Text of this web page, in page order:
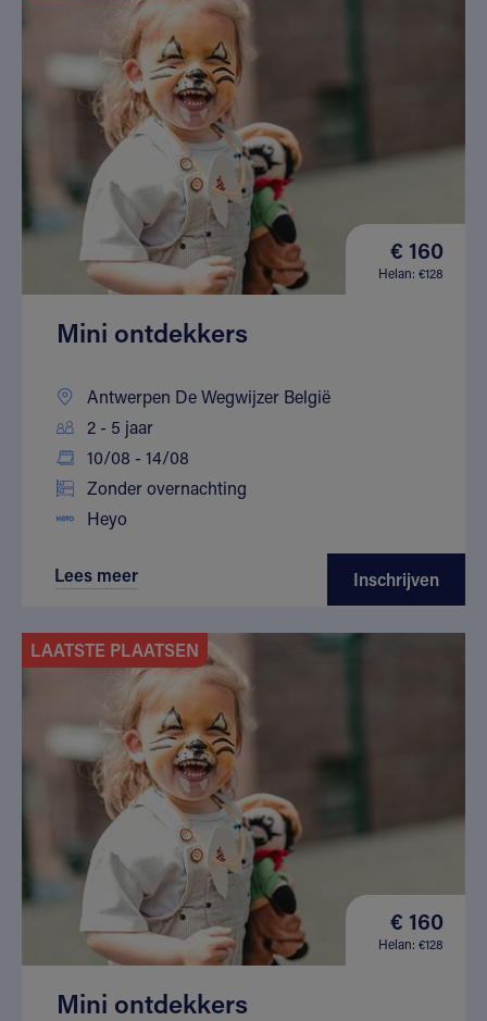
€ 160
Helan: €128
Mini ontdekkers
Antwerpen De Wegwijzer België
2 - 5 jaar
10/08 - 14/08
Zonder overnachting
Heyo
Lees meer Inschrijven
LAATSTE PLAATSEN
€ 160
Helan: €128
Mini ontdekkers